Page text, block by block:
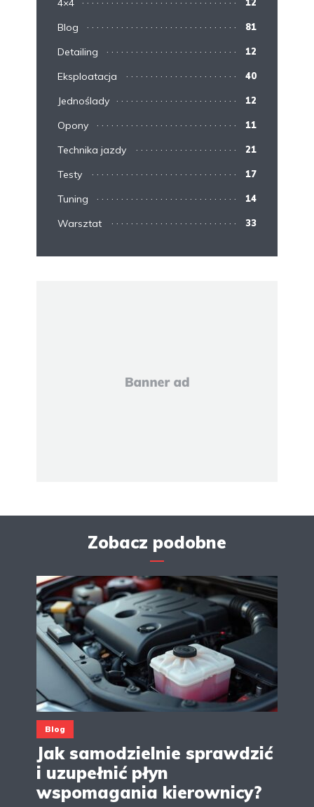
4×4
Blog 81
Detailing 12
Eksploatacja 40
Jednoślady 12
Opony 11
Technika jazdy 21
Testy 17
Tuning 14
Warsztat 33
Zobacz podobne
Blog
Jak samodzielnie sprawdzić
i uzupełnić płyn
wspomagania kierownicy?